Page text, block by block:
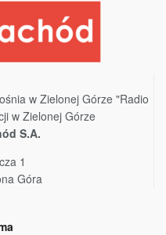
w Zielonej Górze "Radio
w Zielonej Górze
S.A.
1
Góra